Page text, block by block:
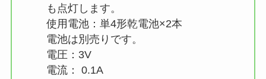
も点灯します。
使用電池：単4形乾電池×2本
電池は別売りです。
電圧：3V
電流： 0.1A